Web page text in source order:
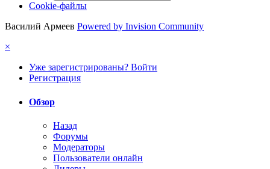
Cookie-файлы
Василий Армеев Powered by Invision Community
×
Уже зарегистрированы? Войти
Регистрация
Обзор
Назад
Форумы
Модераторы
Пользователи онлайн